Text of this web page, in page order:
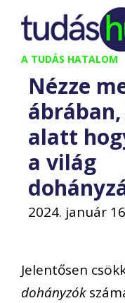
Kilépés
tartalomba
A TUDÁS HATALOM
Nézze
alatt
a világ
2024. január
Jelentősen
dohányzók